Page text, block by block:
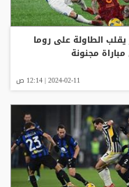
يقلب الطاولة على روما
مجنونة
2024-02-11 | 12:14 ص